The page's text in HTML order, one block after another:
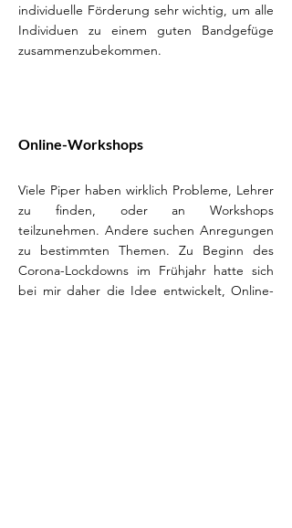
individuelle Förderung sehr wichtig, um alle
Individuen zu einem guten Bandgefüge
zusammenzubekommen.
Online-Workshops
Viele Piper haben wirklich Probleme, Lehrer
zu finden, oder an Workshops
teilzunehmen. Andere suchen Anregungen
zu bestimmten Themen. Zu Beginn des
Corona-Lockdowns im Frühjahr hatte sich
bei mir daher die Idee entwickelt, Online-